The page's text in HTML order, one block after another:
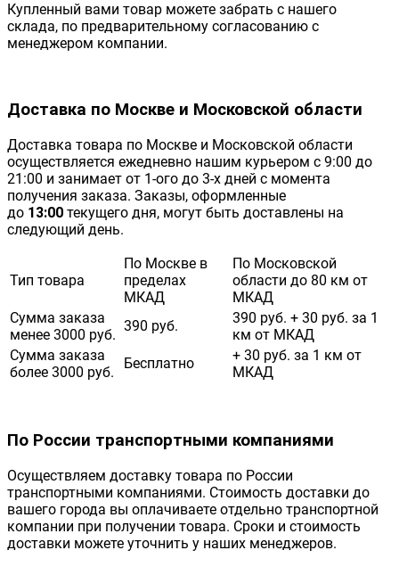
Купленный вами товар можете забрать с нашего
склада, по предварительному согласованию с
менеджером компании.
Доставка по Москве и Московской области
Доставка товара по Москве и Московской области
осуществляется ежедневно нашим курьером с 9:00 до
21:00 и занимает от 1-ого до 3-х дней с момента
получения заказа. Заказы, оформленные
до 13:00 текущего дня, могут быть доставлены на
следующий день.
Тип товара
По Москве в
пределах
МКАД
По Московской
области до 80 км от
МКАД
Сумма заказа
менее 3000 руб.
390 руб.
390 руб. + 30 руб. за 1
км от МКАД
Сумма заказа
более 3000 руб.
Бесплатно
+ 30 руб. за 1 км от
МКАД
По России транспортными компаниями
Осуществляем доставку товара по России
транспортными компаниями. Стоимость доставки до
вашего города вы оплачиваете отдельно транспортной
компании при получении товара. Сроки и стоимость
доставки можете уточнить у наших менеджеров.